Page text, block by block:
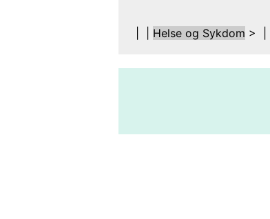
Helse og Sykdom > |